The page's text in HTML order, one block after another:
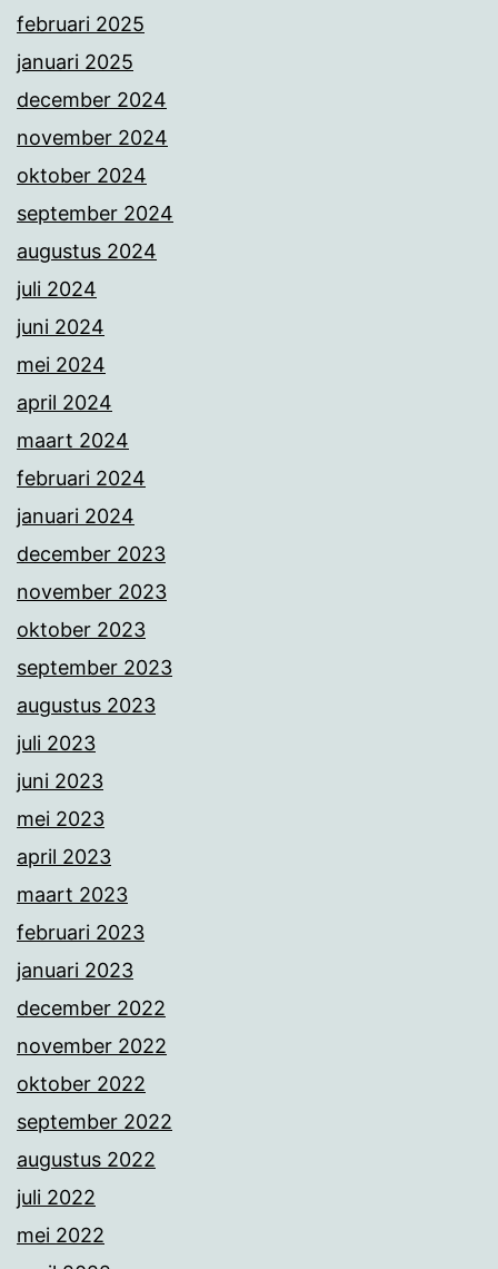
februari 2025
januari 2025
december 2024
november 2024
oktober 2024
september 2024
augustus 2024
juli 2024
juni 2024
mei 2024
april 2024
maart 2024
februari 2024
januari 2024
december 2023
november 2023
oktober 2023
september 2023
augustus 2023
juli 2023
juni 2023
mei 2023
april 2023
maart 2023
februari 2023
januari 2023
december 2022
november 2022
oktober 2022
september 2022
augustus 2022
juli 2022
mei 2022